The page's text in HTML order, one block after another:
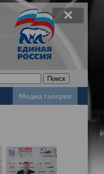
Медиа галерея